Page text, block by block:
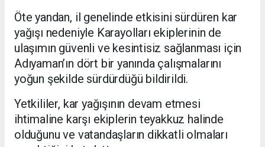
Öte yandan, il genelinde etkisini sürdüren kar
yağışı nedeniyle Karayolları ekiplerinin de
ulaşımın güvenli ve kesintisiz sağlanması için
Adıyaman’ın dört bir yanında çalışmalarını
yoğun şekilde sürdürdüğü bildirildi.
Yetkililer, kar yağışının devam etmesi
ihtimaline karşı ekiplerin teyakkuz halinde
olduğunu ve vatandaşların dikkatli olmaları